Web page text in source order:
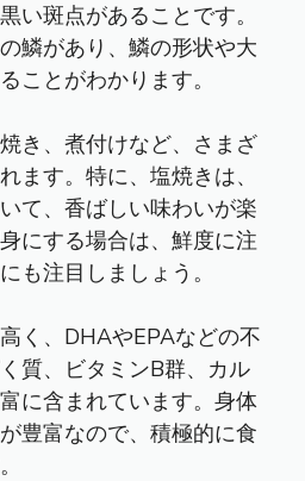
い斑点があることです。
鱗があり、鱗の形状や大
ことがわかります。
き、煮付けなど、さまざ
ます。特に、塩焼きは、
て、香ばしい味わいが楽
にする場合は、鮮度に注
も注目しましょう。
く、DHAやEPAなどの不
質、ビタミンB群、カル
に含まれています。身体
豊富なので、積極的に食